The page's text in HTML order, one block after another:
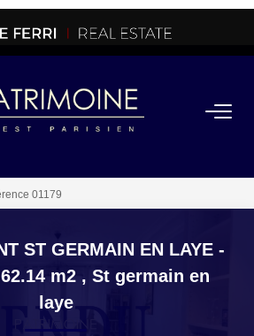
ACHETER
OFF MARKET
LA BAULE
BRETAGNE
01179
ST GERMAIN EN LAYE -
m2 , St germain en
laye